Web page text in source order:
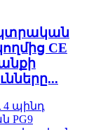
CE